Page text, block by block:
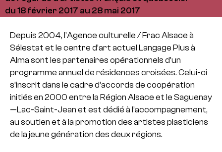
du 18 février 2017 au 28 mai 2017
Depuis 2004, l’Agence culturelle / Frac Alsace à
Sélestat et le centre d’art actuel Langage Plus à
Alma sont les partenaires opérationnels d’un
programme annuel de résidences croisées. Celui-ci
s’inscrit dans le cadre d’accords de coopération
initiés en 2000 entre la Région Alsace et le Saguenay
—Lac-Saint-Jean et est dédié à l’accompagnement,
au soutien et à la promotion des artistes plasticiens
de la jeune génération des deux régions.